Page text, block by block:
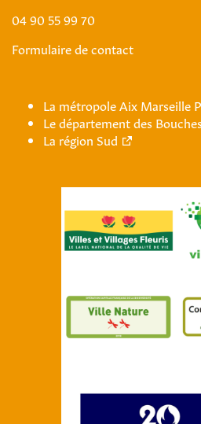
04 90 55 99 70
Formulaire de contact
La métropole Aix Marseille
Le département des
La région Sud